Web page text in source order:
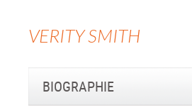
VERITYSMITH
BIOGRAPHIE